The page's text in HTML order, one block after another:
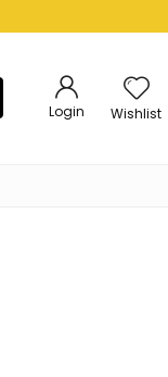
Login Wishlist